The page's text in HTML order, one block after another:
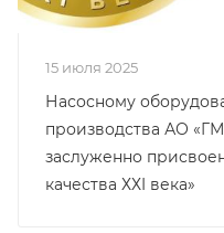
15 июля 2025
Насосному
производства АО
заслуженно
качества ХХI века»